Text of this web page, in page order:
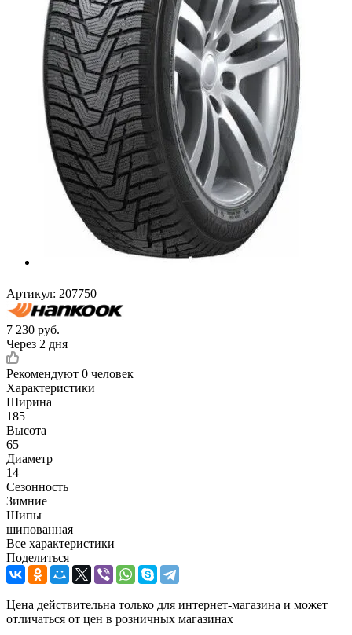
Артикул: 207750
7 230 руб.
Через 2 дня
Рекомендуют 0 человек
Характеристики
Ширина
185
Высота
65
Диаметр
14
Сезонность
Зимние
Шипы
шипованная
Все характеристики
Поделиться
Цена действительна только для интернет-магазина и может
отличаться от цен в розничных магазинах